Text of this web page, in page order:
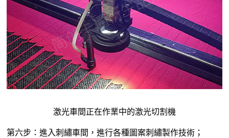
激光車間正在作業中的激光切割機
第六步：進入刺繡車間，進行各種圖案刺繡製作技術；